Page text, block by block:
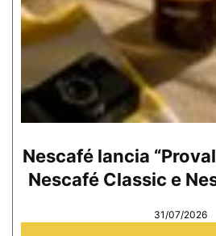
Nescafé lancia
Nescafé Classic e
31/07/2026